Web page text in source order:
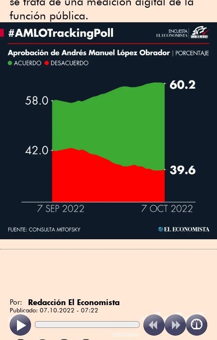
función pública.
Por: Redacción El Economista
Publicado: 07.10.2022 - 07:22
ReadSpeaker